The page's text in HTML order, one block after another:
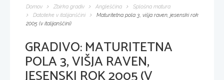
Domov Zbirka gradiv Angleščina
Splošna matura
Datoteke v italijanščini
Maturitetna pola 3, višja raven, jesenski rok
2005 (v italijanščini)
GRADIVO:MATURITETNA
POLA 3, VIŠJA RAVEN,